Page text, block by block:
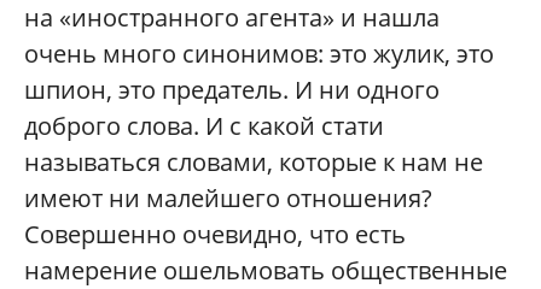
на «иностранного агента» и нашла
очень много синонимов: это жулик, это
шпион, это предатель. И ни одного
доброго слова. И с какой стати
называться словами, которые к нам не
имеют ни малейшего отношения?
Совершенно очевидно, что есть
намерение ошельмовать общественные